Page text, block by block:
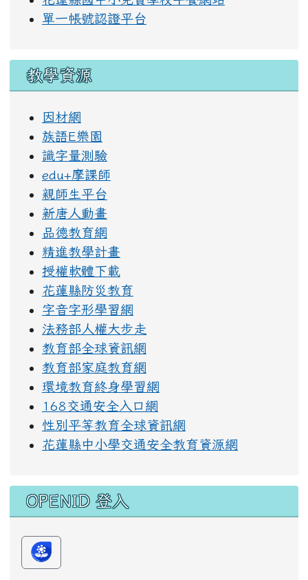
單一帳號認證平台
教學資源
因材網
族語E樂園
識字量測驗
edu+摩課師
親師生平台
新唐人動畫
品德教育網
精進教學計畫
授權軟體下載
花蓮縣防災教育
字音字形學習網
法務部人權大步走
教育部全球資訊網
教育部家庭教育網
環境教育終身學習網
168交通安全入口網
性別平等教育全球資訊網
花蓮縣中小學交通安全教育資源網
OPENID 登入